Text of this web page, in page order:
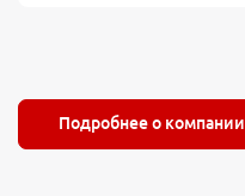
Подробнее о компании